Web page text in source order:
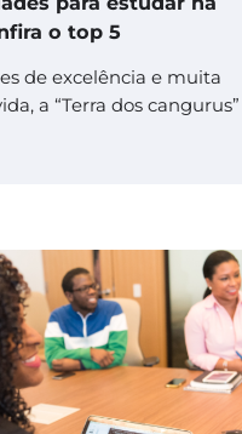
o top 5
de excelência e muita
a “Terra dos